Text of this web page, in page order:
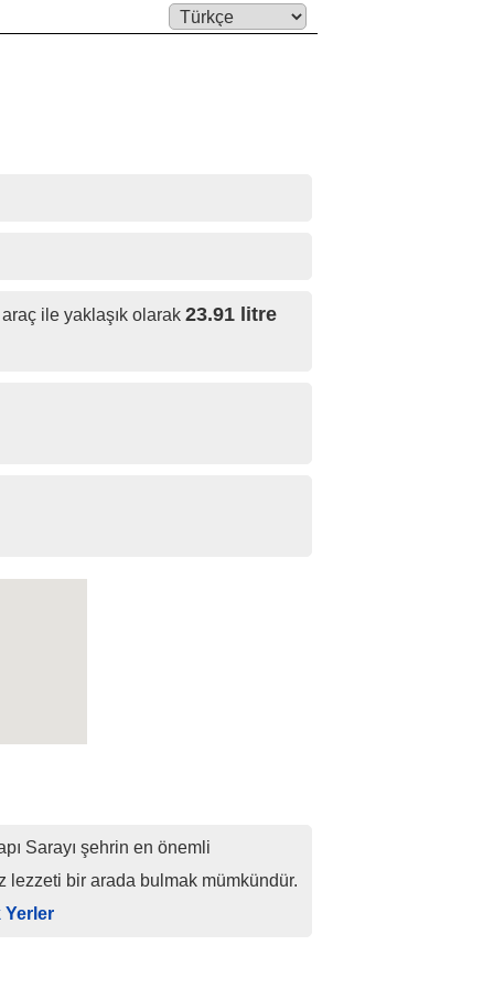
Language:
ile yaklaşık olarak 23.91 litre
Sarayı şehrin en önemli
lezzeti bir arada bulmak mümkündür.
Yerler